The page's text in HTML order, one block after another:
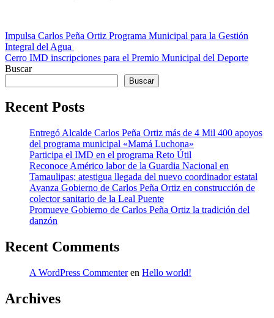
Navegación
de
entradas
Impulsa Carlos Peña Ortiz Programa Municipal para la Gestión
Integral del Agua
Cerro IMD inscripciones para el Premio Municipal del Deporte
Buscar
Buscar
Recent Posts
Entregó Alcalde Carlos Peña Ortiz más de 4 Mil 400 apoyos
del programa municipal «Mamá Luchona»
Participa el IMD en el programa Reto Útil
Reconoce Américo labor de la Guardia Nacional en
Tamaulipas; atestigua llegada del nuevo coordinador estatal
Avanza Gobierno de Carlos Peña Ortiz en construcción de
colector sanitario de la Leal Puente
Promueve Gobierno de Carlos Peña Ortiz la tradición del
danzón
Recent Comments
A WordPress Commenteren Hello world!
Archives